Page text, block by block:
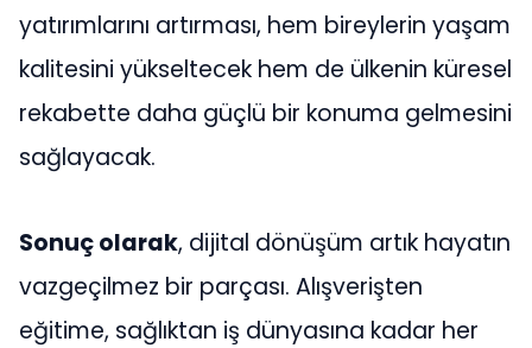
yatırımlarını artırması, hem bireylerin yaşam
kalitesini yükseltecek hem de ülkenin küresel
rekabette daha güçlü bir konuma gelmesini
sağlayacak.
Sonuç olarak, dijital dönüşüm artık hayatın
vazgeçilmez bir parçası. Alışverişten
eğitime, sağlıktan iş dünyasına kadar her